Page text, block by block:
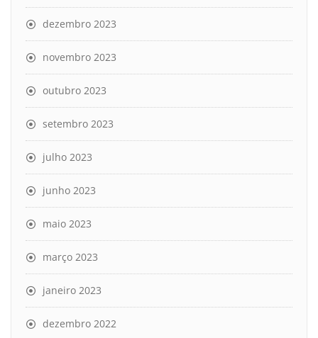
dezembro 2023
novembro 2023
outubro 2023
setembro 2023
julho 2023
junho 2023
maio 2023
março 2023
janeiro 2023
dezembro 2022